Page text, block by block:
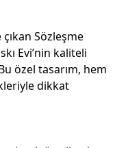
Sözleşme
Evi’nin kaliteli
özel tasarım, hem
dikkat